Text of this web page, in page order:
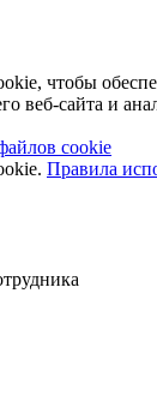
чтобы
веб-сайта и
cookie
Правила